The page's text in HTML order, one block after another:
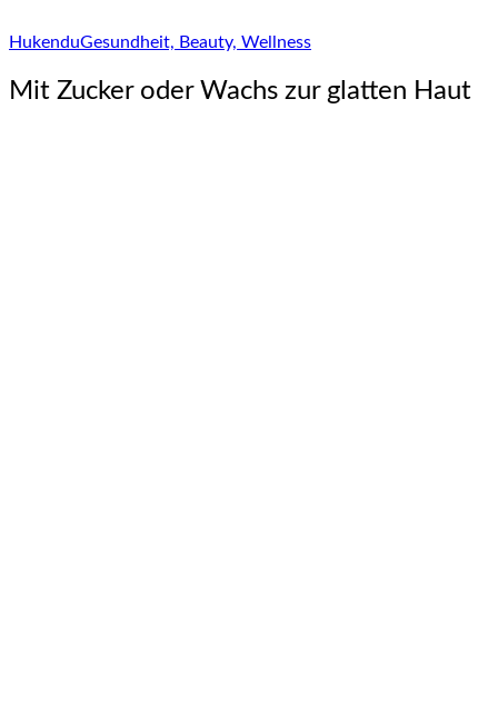
HukenduGesundheit, Beauty, Wellness
Mit Zucker oder Wachs zur glatten Haut